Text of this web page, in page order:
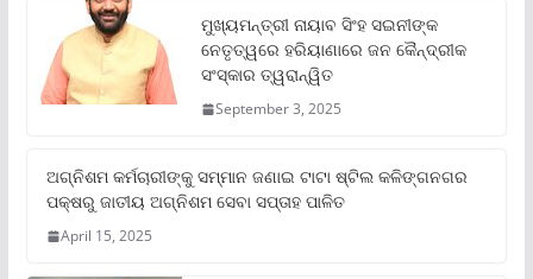
ମୁଖ୍ୟମନ୍ତ୍ରୀ ନାୟାବ ସିଂହ ସଇନୀଙ୍କ
ନେତୃତ୍ୱରେ ହରିୟାଣାରେ ଜନ କୈନ୍ଦ୍ରୀକ
ସଂସ୍କାର ତ୍ୱରାନ୍ୱିତ
September 3, 2025
ଅଗ୍ନିଶମ କର୍ମଚାରୀଙ୍କୁ ସମ୍ମାନ ଜଣାଇ ଟାଟା ଷ୍ଟିଲ କଳିଙ୍ଗନଗର
ପକ୍ଷରୁ ଜାତୀୟ ଅଗ୍ନିଶମ ସେବା ସପ୍ତାହ ପାଳିତ
April 15, 2025